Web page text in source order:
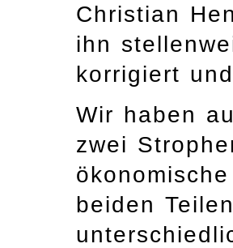
Christian
ihn
korrigiert
Wir haben
zwei
beiden